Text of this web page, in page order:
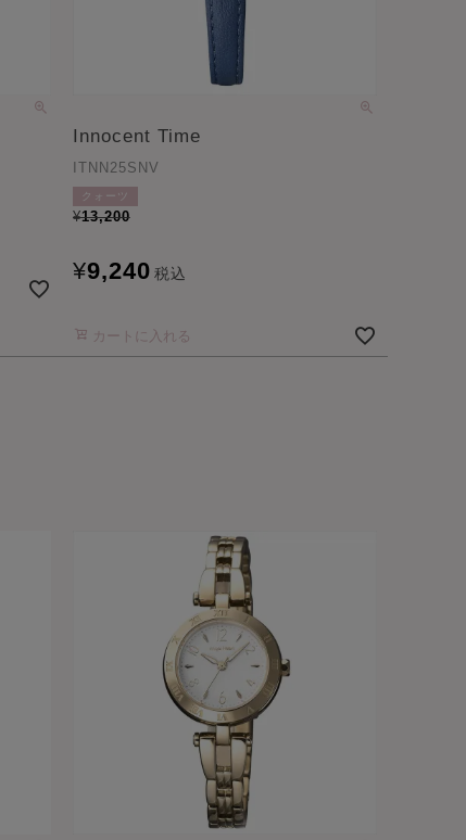
Innocent Time
ITNN25SNV
クォーツ
¥13,200
¥9,240 税込
カートに入れる